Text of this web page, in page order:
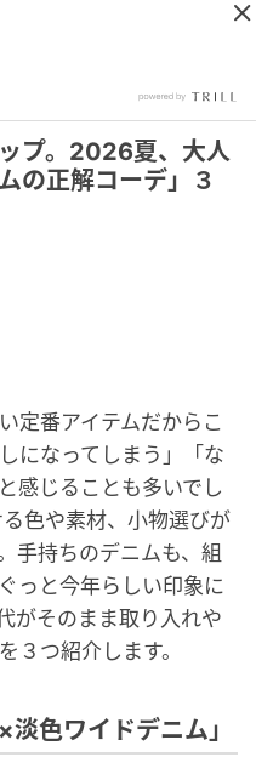
プ。2026夏、大人
の正解コーデ」３
定番アイテムだからこ
になってしまう」「な
感じることも多いでし
色や素材、小物選びが
手持ちのデニムも、組
っと今年らしい印象に
がそのまま取り入れや
３つ紹介します。
色ワイドデニム」